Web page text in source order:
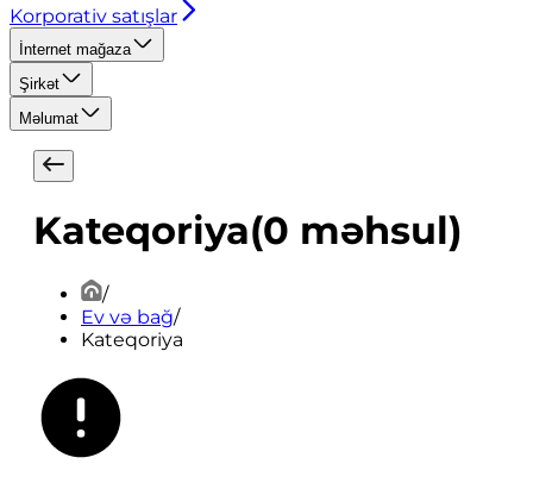
Korporativ satışlar
İnternet mağaza
Şirkət
Məlumat
Kateqoriya(0 məhsul)
/
Ev və bağ/
Kateqoriya